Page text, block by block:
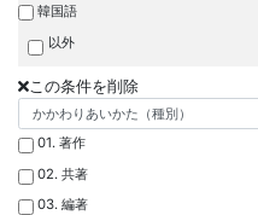
韓国語
以外
この条件を削除
01. 著作
02. 共著
03. 編著